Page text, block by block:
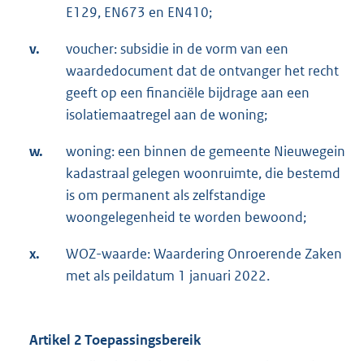
E129, EN673 en EN410;
v.
voucher: subsidie in de vorm van een
waardedocument dat de ontvanger het recht
geeft op een financiële bijdrage aan een
isolatiemaatregel aan de woning;
w.
woning: een binnen de gemeente Nieuwegein
kadastraal gelegen woonruimte, die bestemd
is om permanent als zelfstandige
woongelegenheid te worden bewoond;
x.
WOZ-waarde: Waardering Onroerende Zaken
met als peildatum 1 januari 2022.
Artikel 2 Toepassingsbereik